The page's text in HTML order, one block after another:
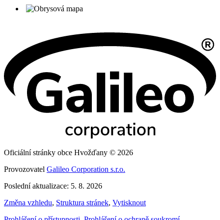
Oficiální stránky obce Hvožďany © 2026
Provozovatel Galileo Corporation s.r.o.
Poslední aktualizace: 5. 8. 2026
Změna vzhledu, Struktura stránek, Vytisknout